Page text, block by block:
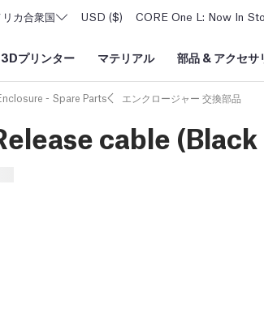
リカ合衆国 USD ($) CORE One L: Now In
3Dプリンター マテリアル 部品 & アクセサ
- Spare Parts エンクロージャー 交換部品
cable (Black